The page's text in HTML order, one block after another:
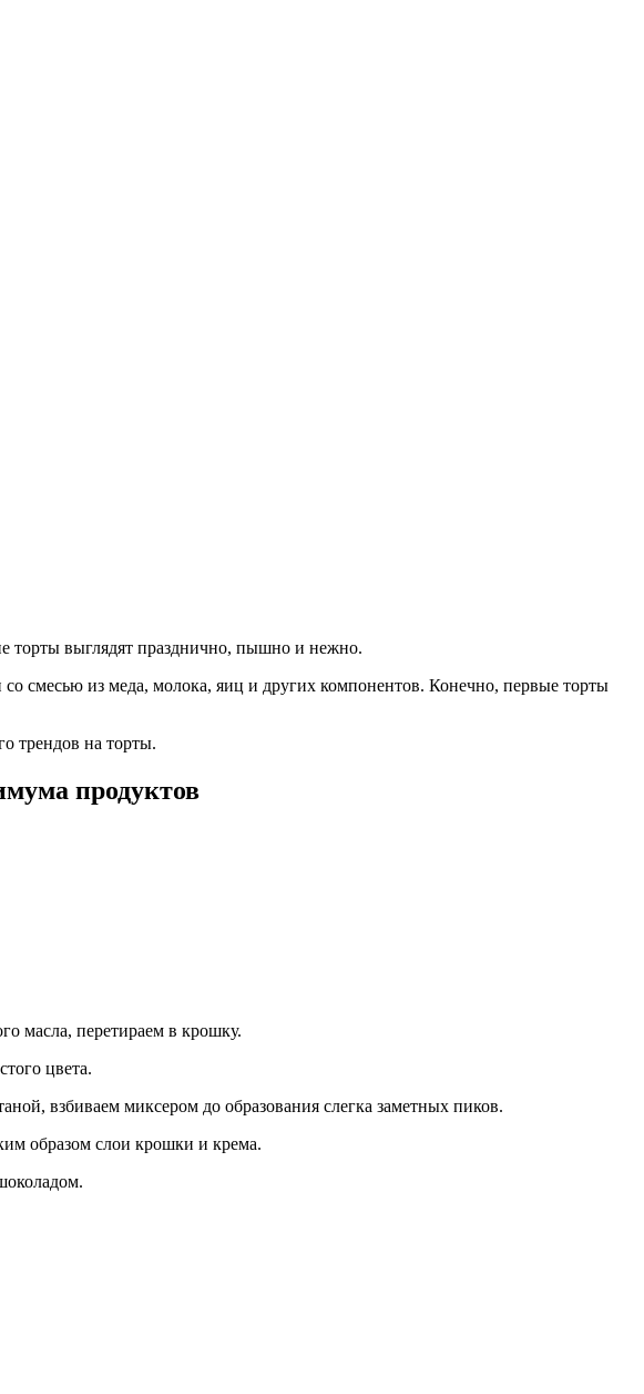
торты выглядят празднично, пышно и нежно.
смесью из меда, молока, яиц и других компонентов. Конечно, первые торты
трендов на торты.
продуктов
масла, перетираем в крошку.
цвета.
взбиваем миксером до образования слегка заметных пиков.
образом слои крошки и крема.